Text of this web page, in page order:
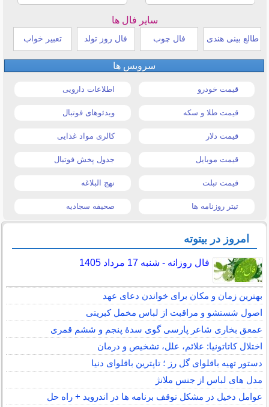
سایر فال ها
طالع بینی هندی فال چوب فال روز تولد تعبیر خواب
سرویس ها
قیمت خودرو اطلاعات دارویی
قیمت طلا و سکه ویدئوهای فوتبال
قیمت دلار کالری مواد غذایی
قیمت موبایل جدول پخش فوتبال
قیمت تبلت نهج البلاغه
تیتر روزنامه ها صحیفه سجادیه
امروز در بیتوته
فال روزانه - شنبه 17 مرداد 1405
بهترین زمان و مکان برای خواندن دعای عهد
اصول شستشو و مراقبت از لباس مخمل کبریتی
عمعق بخاری شاعر پارسی گوی سدهٔ پنجم و ششم قمری
اختلال کاتاتونیا: علائم، علل، تشخیص و درمان
دستور تهیه باقلوای گل رز ؛ تاپترین باقلوای دنیا
مدل های لباس از جنس ملانژ
عوامل دخیل در مشکل توقف برنامه ها در اندروید + راه حل